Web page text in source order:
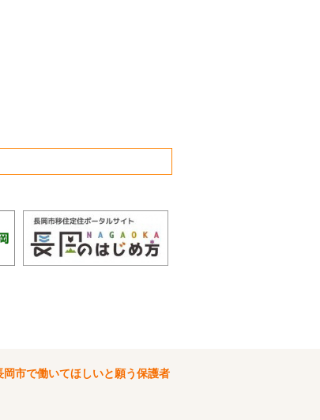
市で働いてほしいと願う保護者